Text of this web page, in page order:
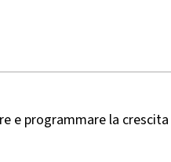
e programmare la